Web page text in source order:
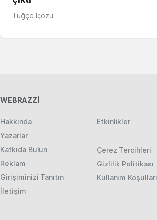
Tuğçe İçözü
WEBRAZZİ
Hakkında
Yazarlar
Katkıda Bulun
Reklam
Girişiminizi Tanıtın
İletişim
Etkinlikler
Çerez Tercihleri
Gizlilik Politikası
Kullanım Koşulları